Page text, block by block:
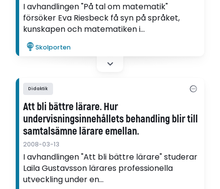
I avhandlingen "På tal om matematik"
försöker Eva Riesbeck få syn på språket,
kunskapen och matematiken i
matematikundervisningen. Det gör hon bland
annat genom att studera lärares och elevers
samtal i ett matematikklassrum.
Skolporten
Didaktik
Att bli bättre lärare. Hur
undervisningsinnehållets behandling blir till
samtalsämne lärare emellan.
2008-03-13
I avhandlingen "Att bli bättre lärare" studerar
Laila Gustavsson lärares professionella
utveckling under en